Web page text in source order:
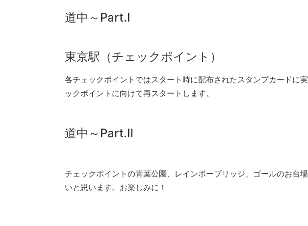
道中～Part.Ⅰ
東京駅（チェックポイント）
各チェックポイントではスタート時に配布されたスタンプカードに
ックポイントに向けて再スタートします。
道中～Part.Ⅱ
チェックポイントの青葉公園、レインボーブリッジ、ゴールのお台
いと思います。お楽しみに！